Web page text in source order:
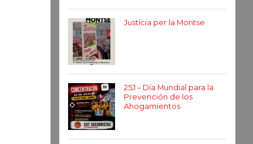
Justícia per la Montse
25J – Día Mundial para la
Prevención de los
Ahogamientos